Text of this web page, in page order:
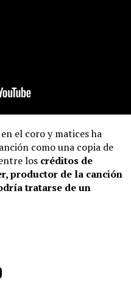
el coro y matices ha
como una copia de
los créditos de
productor de la canción
tratarse de un